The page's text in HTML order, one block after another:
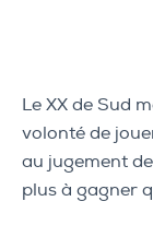
Le XX de Sud
volonté de
au jugement
plus à gagner